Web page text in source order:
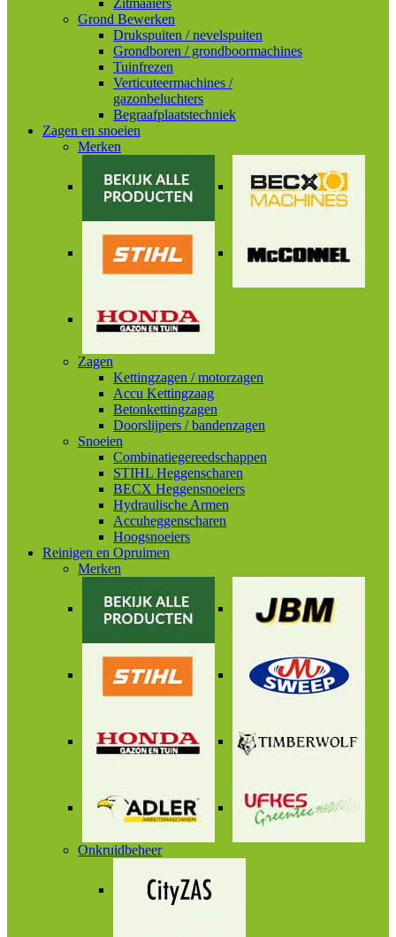
Zitmaaiers
Grond Bewerken
Drukspuiten / nevelspuiten
Grondboren / grondboormachines
Tuinfrezen
Verticuteermachines /
gazonbeluchters
Begraafplaatstechniek
Zagen en snoeien
Merken
Zagen
Kettingzagen / motorzagen
Accu Kettingzaag
Betonkettingzagen
Doorslijpers / bandenzagen
Snoeien
Combinatiegereedschappen
STIHL Heggenscharen
BECX Heggensnoeiers
Hydraulische Armen
Accuheggenscharen
Hoogsnoeiers
Reinigen en Opruimen
Merken
Onkruidbeheer